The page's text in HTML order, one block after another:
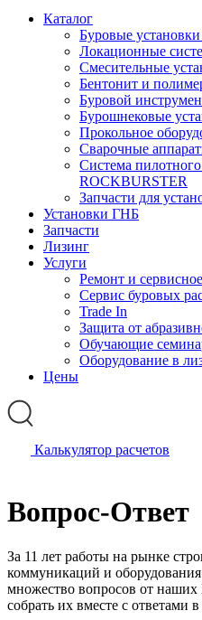
Каталог
Буровые
Локационные
Смесительные
Бентонит и
Буровой
Бурошнековые
Прокольное
Сварочные
Система
ROCKBURSTER
Запчасти для
Установки ГНБ
Запчасти
Лизинг
Услуги
Ремонт и
Сервис буровых
Trade In
Защита от
Обучающие
Оборудование в
Цены
Калькулятор расчетов
Вопрос-Ответ
За 11 лет работы на рынке
коммуникаций и
множество вопросов от наших
собрать их вместе с ответами